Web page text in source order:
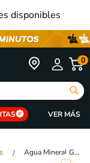
disponibles
0
Agua Mineral Guitig Vidrio - 330ml